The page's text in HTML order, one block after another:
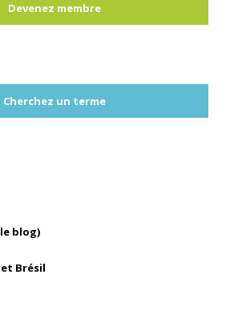
Devenez membre
Cherchez un terme
blog)
Brésil